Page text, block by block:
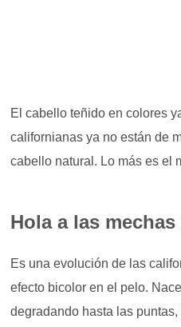
El cabello teñido en colores
californianas ya no están de
cabello natural. Lo más es el
Hola a las mechas
Es una evolución de las
efecto bicolor en el pelo.
degradando hasta las